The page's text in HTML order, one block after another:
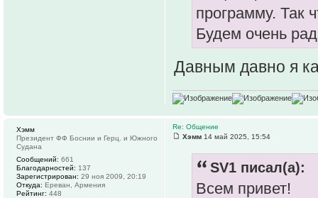
программу. Так
Будем очень
Давным давно я
Re: Общение
Хэмм 14 май 2025, 15:54
SV1 писал(а):
Всем привет!
Хэмм
Президент ФФ Боснии и Герц. и Южного
Судана
Сообщений: 661
Благодарностей: 137
Зарегистрирован: 29 ноя 2009, 20:19
Откуда: Ереван, Армения
Рейтинг: 448